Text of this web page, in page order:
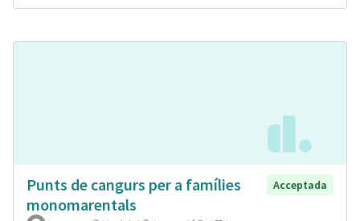
Punts de cangurs per a famílies
monomarentals
Acceptada